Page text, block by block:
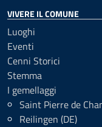
VIVERE IL COMUNE
Luoghi
Eventi
Cenni Storici
Stemma
I gemellaggi
Saint Pierre de
Reilingen (DE)